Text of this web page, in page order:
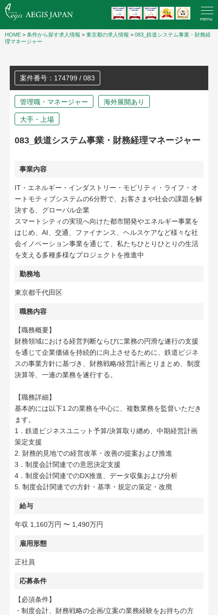
menu
HOME > 条件から探す求人情報 > 東京都の求人情報 > 083_鉄道システム事業・財務経
理マネージャー
案件番号：174799 / 083
管理職・マネージャー 海外展開あり
大手・上場
083_鉄道システム事業・財務経理マネージャー
事業内容
IT・エネルギー・インダストリー・モビリティ・ライフ・オ
ートモティブシステムの6分野で、お客さまや社会の課題を解
決する、グローバル企業
スマートシティの実現へ向けた都市開発やエネルギー事業を
はじめ、AI、交通、ファイナンス、ヘルスケアなど様々な社
会イノベーション事業を通じて、私たちひとりひとりの生活
を支える多種多様なプロジェクトを推進中
勤務地
東京都千代田区
職務内容
【職務概要】
財務領域における経営判断ならびに業務の円滑な遂行の支援
を通じて企業価値を持続的に向上させるために、鉄道ビジネ
スの事業方針に基づき、財務戦略/経営計画とりまとめ、制度
決算等、一連の業務を遂行する。
【職務詳細】
基本的には以下1.2の業務を中心に、複数業務を監督いただき
ます。
1．鉄道ビジネスユニット予算/決算取り纏め、中期経営計画
策定支援
2. 財務的見地での経営改革・改善の提案および推進
3．制度会計関連での意思決定支援
4．制度会計関連でのDX推進、データ収集および分析
5. 制度会計関連での方針・基準・規定の策定・改廃
給与
年収 1,160万円 〜 1,490万円
雇用形態
正社員
応募条件
【必須条件】
・制度会計、財務戦略の企画/立案の業務経験をお持ちの方